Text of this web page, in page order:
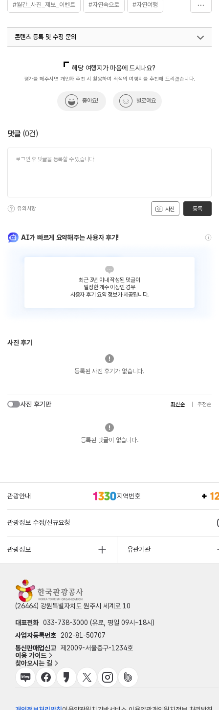
#월간_사진_제보_이벤트 #자연속으로 #자연여행
#힐링여행
콘텐츠 등록 및 수정 문의
해당 여행지가 마음에 드시나요?
평가를 해주시면 개인화 추천 시 활용하여 최적의 여행지를 추천해 드리겠습니다.
좋아요! 별로예요
댓글 (0건)
사진
유의사항 등록
AI가 빠르게 요약해주는 사용자 후기!
최근 3년 이내 작성된 댓글이
일정한 개수 이상인 경우
사용자 후기 요약 정보가 제공됩니다.
사진 후기
등록된 사진 후기가 없습니다.
사진 후기만 최신순 추천순
등록된 댓글이 없습니다.
관광안내 지역번호
관광정보 수정/신규요청
관광정보 유관기관
(26464) 강원특별자치도 원주시 세계로 10
대표전화 033-738-3000 (유료, 평일 09시~18시)
사업자등록번호
202-81-50707
통신판매업신고 제2009-서울중구-1234호
이용 가이드
찾아오시는 길